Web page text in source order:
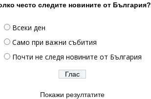
често следите новините от България?
Всеки ден
Само при важни събития
Почти не следя новините от България
Покажи резултатите